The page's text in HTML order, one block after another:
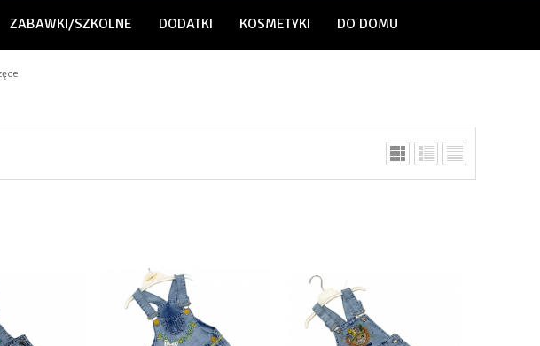
ZABAWKI/SZKOLNE DODATKI KOSMETYKI DO DOMU